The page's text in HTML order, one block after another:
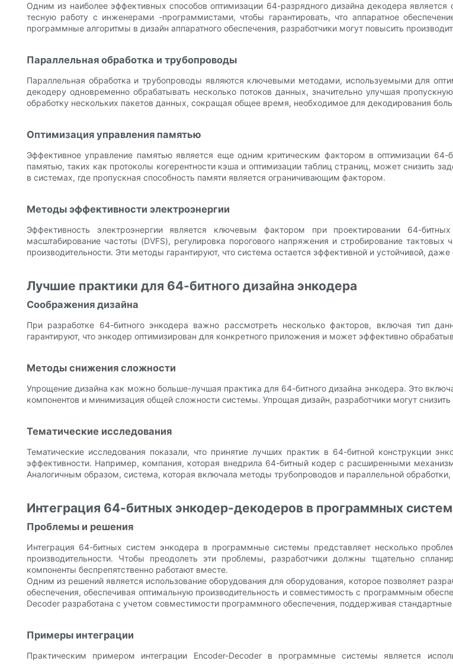
Одним из наиболее эффективных способов оптимизации 64-разрядного дизайна декодера
тесную работу с инженерами -программистами, чтобы гарантировать, что аппаратное
программные алгоритмы в дизайн аппаратного обеспечения, разработчики могут повысить
Параллельная обработка и трубопроводы
Параллельная обработка и трубопроводы являются ключевыми методами, используемыми для
декодеру одновременно обрабатывать несколько потоков данных, значительно улучшая
обработку нескольких пакетов данных, сокращая общее время, необходимое для декодирования
Оптимизация управления памятью
Эффективное управление памятью является еще одним критическим фактором в оптимизации
памятью, таких как протоколы когерентности кэша и оптимизации таблиц страниц, может снизить
в системах, где пропускная способность памяти является ограничивающим фактором.
Методы эффективности электроэнергии
Эффективность электроэнергии является ключевым фактором при проектировании 64-
масштабирование частоты (DVFS), регулировка порогового напряжения и стробирование
производительности. Эти методы гарантируют, что система остается эффективной и устойчивой,
Лучшие практики для 64-битного дизайна энкодера
Соображения дизайна
При разработке 64-битного энкодера важно рассмотреть несколько факторов, включая тип
гарантируют, что энкодер оптимизирован для конкретного приложения и может эффективно
Методы снижения сложности
Упрощение дизайна как можно больше-лучшая практика для 64-битного дизайна энкодера. Это
компонентов и минимизация общей сложности системы. Упрощая дизайн, разработчики могут
Тематические исследования
Тематические исследования показали, что принятие лучших практик в 64-битной конструкции
эффективности. Например, компания, которая внедрила 64-битный кодер с расширенными
Аналогичным образом, система, которая включала методы трубопроводов и параллельной
Интеграция 64-битных энкодер-декодеров в программных
Проблемы и решения
Интеграция 64-битных систем энкодера в программные системы представляет несколько
производительности. Чтобы преодолеть эти проблемы, разработчики должны тщательно
компоненты беспрепятственно работают вместе.
Одним из решений является использование оборудования для оборудования, которое позволяет
обеспечения, обеспечивая оптимальную производительность и совместимость с программным
Decoder разработана с учетом совместимости программного обеспечения, поддерживая
Примеры интеграции
Практическим примером интеграции Encoder-Decoder в программные системы является